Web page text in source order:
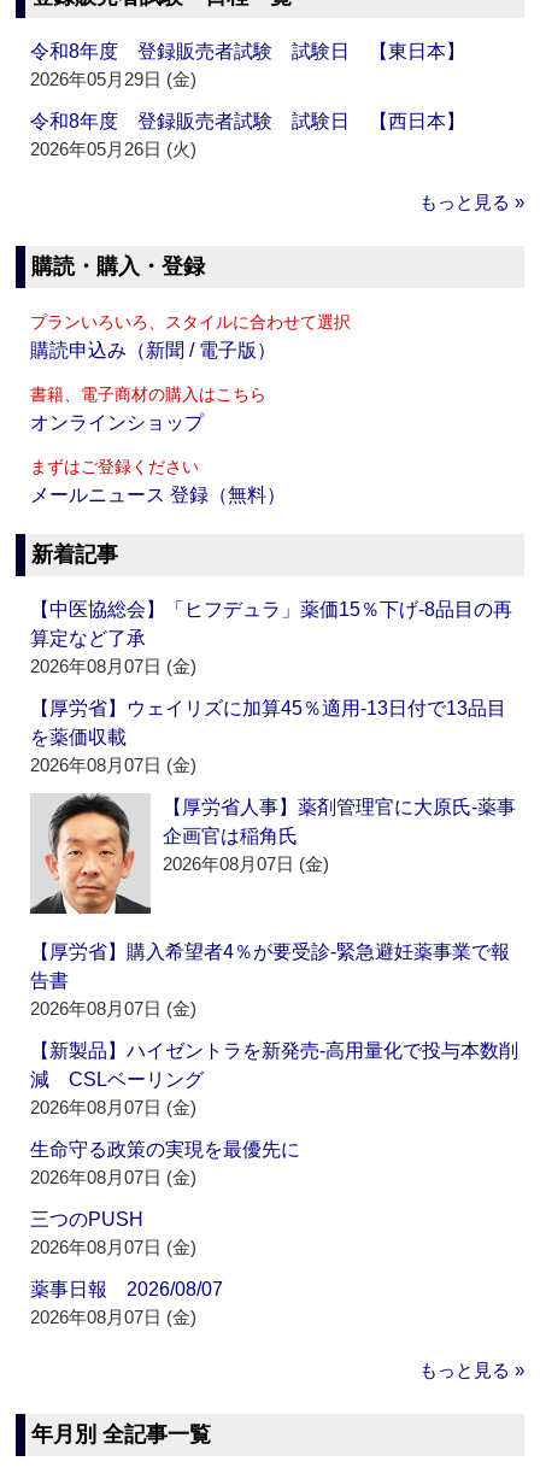
令和8年度 登録販売者試験 試験日 【東日本】
2026年05月29日 (金)
令和8年度 登録販売者試験 試験日 【西日本】
2026年05月26日 (火)
もっと見る »
購読・購入・登録
プランいろいろ、スタイルに合わせて選択
購読申込み（新聞 / 電子版）
書籍、電子商材の購入はこちら
オンラインショップ
まずはご登録ください
メールニュース 登録（無料）
新着記事
【中医協総会】「ヒフデュラ」薬価15％下げ‐8品目の再
算定など了承
2026年08月07日 (金)
【厚労省】ウェイリズに加算45％適用‐13日付で13品目
を薬価収載
2026年08月07日 (金)
【厚労省人事】薬剤管理官に大原氏‐薬事
企画官は稲角氏
2026年08月07日 (金)
【厚労省】購入希望者4％が要受診‐緊急避妊薬事業で報
告書
2026年08月07日 (金)
【新製品】ハイゼントラを新発売‐高用量化で投与本数削
減 CSLベーリング
2026年08月07日 (金)
生命守る政策の実現を最優先に
2026年08月07日 (金)
三つのPUSH
2026年08月07日 (金)
薬事日報 2026/08/07
2026年08月07日 (金)
もっと見る »
年月別 全記事一覧